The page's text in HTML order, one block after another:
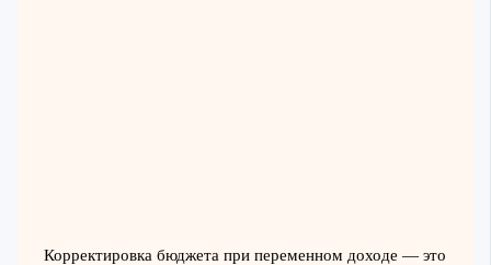
Корректировка бюджета при переменном доходе — это